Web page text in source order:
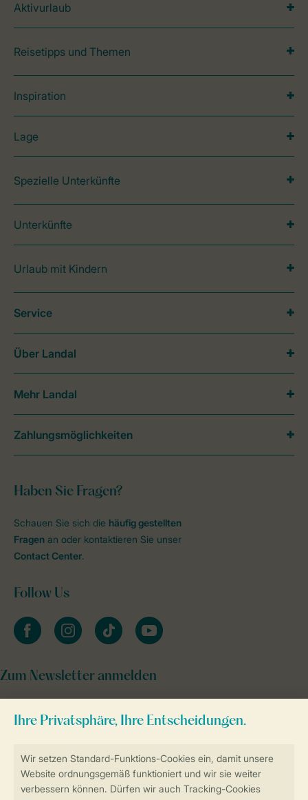
Sicher und schnell zur Online-Buchung
Aktivurlaub
Reisetipps und Themen
Inspiration
Lage
Spezielle Unterkünfte
Unterkünfte
Urlaub mit Kindern
Haben Sie Fragen?
Schauen Sie sich die häufig gestellten
Fragen an oder kontaktieren Sie unser
Contact Center.
Follow Us
facebookinstagramtiktok youtube
Zum Newsletter anmelden
Service
Über Landal
Mehr Landal
Zahlungsmöglichkeiten